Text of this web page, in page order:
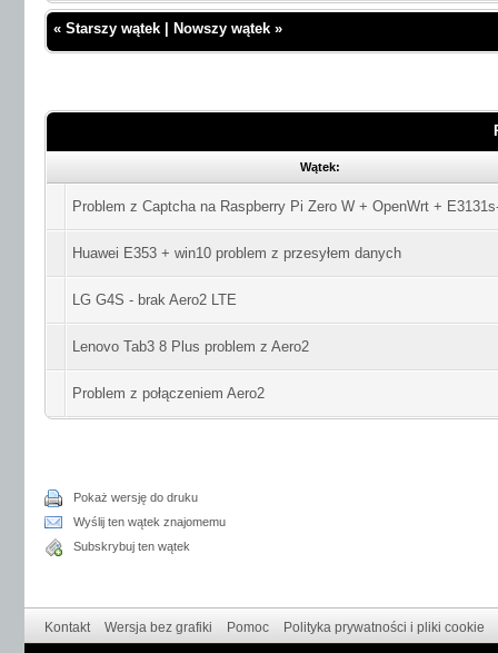
« Starszy wątek Nowszy wątek »
Wątek:
Problem z Captcha na Raspberry Pi Zero W + OpenWrt +
Huawei E353 + win10 problem z przesyłem danych
LG G4S - brak Aero2 LTE
Lenovo Tab3 8 Plus problem z Aero2
Problem z połączeniem Aero2
Pokaż wersję do druku
Wyślij ten wątek znajomemu
Subskrybuj ten wątek
Kontakt Wersja bez grafiki Pomoc Polityka prywatności i pliki cookie